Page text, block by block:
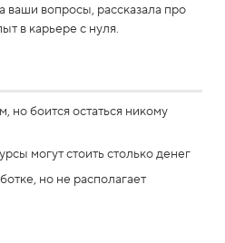
ваши вопросы, рассказала про
в карьере с нуля.
но боится остаться никому
могут стоить столько денег
но не располагает